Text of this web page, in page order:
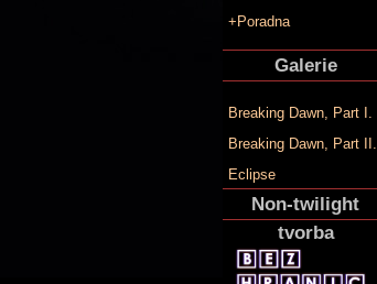
+Poradna
Galerie
Breaking Dawn, Part I.
Breaking Dawn, Part II.
Eclipse
Non-twilight
tvorba